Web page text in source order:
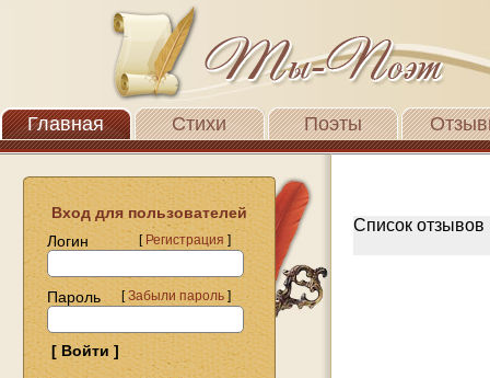
Главная Стихи Поэты
Вход для пользователей
Логин
[Регистрация]
Пароль [Забыли пароль]
Список отзывов